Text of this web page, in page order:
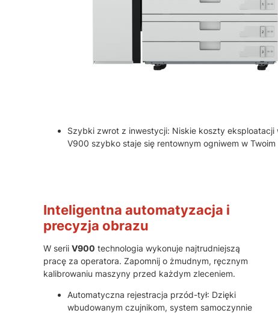
Szybki zwrot z inwestycji: Niskie koszty eksploatacji
V900 szybko staje się rentownym ogniwem w Twoim
Inteligentna automatyzacja i
precyzja obrazu
W serii V900 technologia wykonuje najtrudniejszą
pracę za operatora. Zapomnij o żmudnym, ręcznym
kalibrowaniu maszyny przed każdym zleceniem.
Automatyczna rejestracja przód-tył: Dzięki
wbudowanym czujnikom, system samoczynnie